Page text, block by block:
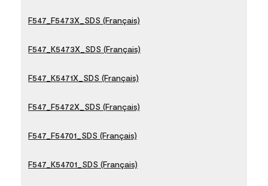
F547_F5473X_SDS (Français)
F547_K5473X_SDS (Français)
F547_K5471X_SDS (Français)
F547_F5472X_SDS (Français)
F547_F54701_SDS (Français)
F547_K54701_SDS (Français)